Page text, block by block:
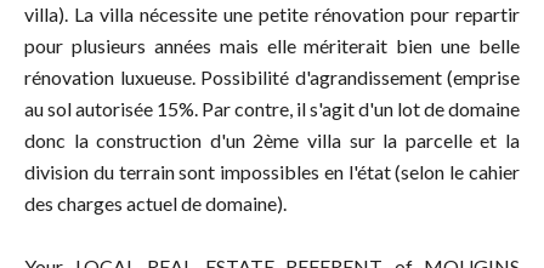
villa). La villa nécessite une petite rénovation pour repartir
pour plusieurs années mais elle mériterait bien une belle
rénovation luxueuse. Possibilité d'agrandissement (emprise
au sol autorisée 15%. Par contre, il s'agit d'un lot de domaine
donc la construction d'un 2ème villa sur la parcelle et la
division du terrain sont impossibles en l'état (selon le cahier
des charges actuel de domaine).